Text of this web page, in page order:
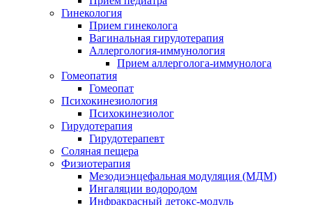
Гинекология
Прием гинеколога
Вагинальная гирудотерапия
Аллергология-иммунология
Прием аллерголога-иммунолога
Гомеопатия
Гомеопат
Психокинезиология
Психокинезиолог
Гирудотерапия
Гирудотерапевт
Соляная пещера
Физиотерапия
Мезодиэнцефальная модуляция (МДМ)
Ингаляции водородом
Инфракрасный детокс-модуль